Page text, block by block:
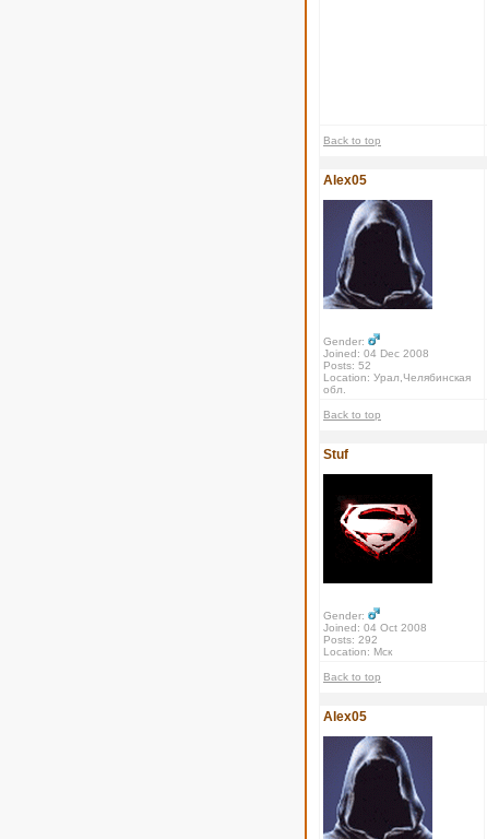
Back to top
Alex05
Gender:
Joined: 04 Dec 2008
Posts: 52
Location: Урал,Челябинская
обл.
Back to top
Stuf
Gender:
Joined: 04 Oct 2008
Posts: 292
Location: Мск
Back to top
Alex05